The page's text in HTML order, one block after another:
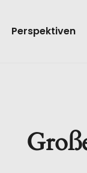
Perspektiven